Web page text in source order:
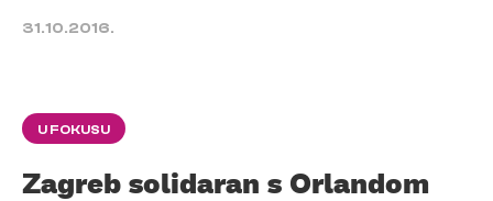
31.10.2016.
U FOKUSU
Zagreb solidaran s Orlandom